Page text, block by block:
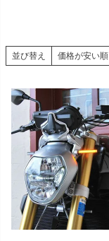
並び替え 価格が安い順